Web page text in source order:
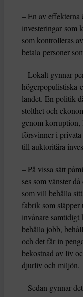
– En av effekterna
investeringar som
som kontrolleras
betala personer
– Lokalt gynnar
högerpopulistiska
landet. En politik
stolthet och
genom korruption,
försvinner i
till auktoritära
– På vissa sätt
ses som vänster
som vill behålla
fabrik som släpper
invånare samtidigt
behålla jobb,
och det får in
bekostnad av liv
djurliv och miljön.
– Sedan gynnar